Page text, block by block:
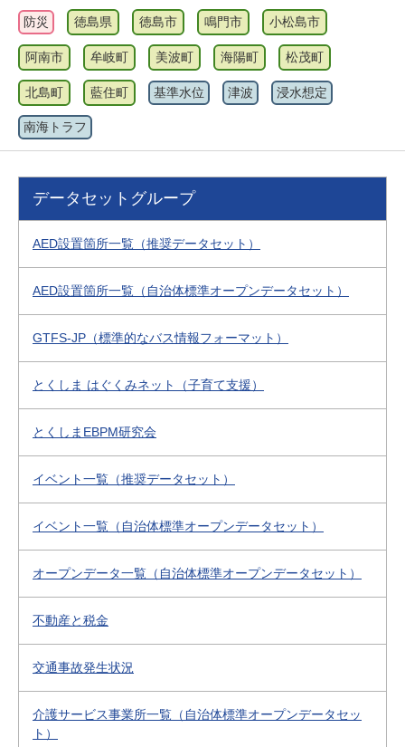
防災 徳島県 徳島市 鳴門市 小松島市
阿南市 牟岐町 美波町 海陽町 松茂町
北島町 藍住町 基準水位 津波 浸水想定
南海トラフ
データセットグループ
AED設置箇所一覧（推奨データセット）
AED設置箇所一覧（自治体標準オープンデータセット）
GTFS-JP（標準的なバス情報フォーマット）
とくしま はぐくみネット（子育て支援）
とくしまEBPM研究会
イベント一覧（推奨データセット）
イベント一覧（自治体標準オープンデータセット）
オープンデータ一覧（自治体標準オープンデータセット）
不動産と税金
交通事故発生状況
介護サービス事業所一覧（自治体標準オープンデータセッ
ト）